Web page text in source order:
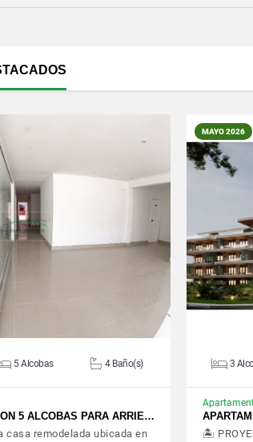
DETALLES
5 Alcobas 4 Baño(s)
5 ALCOBAS PARA ARRIE…
casa remodelada ubicada en
MAYO 2026
3
🏝️